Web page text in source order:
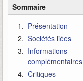
Sommaire
Présentation
Sociétés liées
Informations
complémentaires
Critiques